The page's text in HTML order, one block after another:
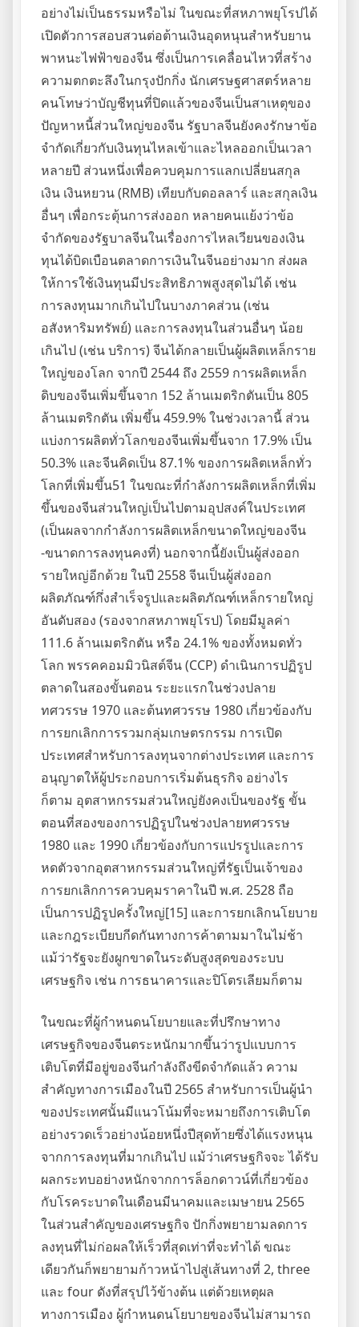
อย่างไม่เป็นธรรมหรือไม่ ในขณะที่สหภาพยุโรปได้
เปิดตัวการสอบสวนต่อต้านเงินอุดหนุนสำหรับยาน
พาหนะไฟฟ้าของจีน ซึ่งเป็นการเคลื่อนไหวที่สร้าง
ความตกตะลึงในกรุงปักกิ่ง นักเศรษฐศาสตร์หลาย
คนโทษว่าบัญชีทุนที่ปิดแล้วของจีนเป็นสาเหตุของ
ปัญหาหนี้ส่วนใหญ่ของจีน รัฐบาลจีนยังคงรักษาข้อ
จำกัดเกี่ยวกับเงินทุนไหลเข้าและไหลออกเป็นเวลา
หลายปี ส่วนหนึ่งเพื่อควบคุมการแลกเปลี่ยนสกุล
เงิน เงินหยวน (RMB) เทียบกับดอลลาร์ และสกุลเงิน
อื่นๆ เพื่อกระตุ้นการส่งออก หลายคนแย้งว่าข้อ
จำกัดของรัฐบาลจีนในเรื่องการไหลเวียนของเงิน
ทุนได้บิดเบือนตลาดการเงินในจีนอย่างมาก ส่งผล
ให้การใช้เงินทุนมีประสิทธิภาพสูงสุดไม่ได้ เช่น
การลงทุนมากเกินไปในบางภาคส่วน (เช่น
อสังหาริมทรัพย์) และการลงทุนในส่วนอื่นๆ น้อย
เกินไป (เช่น บริการ) จีนได้กลายเป็นผู้ผลิตเหล็กราย
ใหญ่ของโลก จากปี 2544 ถึง 2559 การผลิตเหล็ก
ดิบของจีนเพิ่มขึ้นจาก 152 ล้านเมตริกตันเป็น 805
ล้านเมตริกตัน เพิ่มขึ้น 459.9% ในช่วงเวลานี้ ส่วน
แบ่งการผลิตทั่วโลกของจีนเพิ่มขึ้นจาก 17.9% เป็น
50.3% และจีนคิดเป็น 87.1% ของการผลิตเหล็กทั่ว
โลกที่เพิ่มขึ้น51 ในขณะที่กำลังการผลิตเหล็กที่เพิ่ม
ขึ้นของจีนส่วนใหญ่เป็นไปตามอุปสงค์ในประเทศ
(เป็นผลจากกำลังการผลิตเหล็กขนาดใหญ่ของจีน
-ขนาดการลงทุนคงที่) นอกจากนี้ยังเป็นผู้ส่งออก
รายใหญ่อีกด้วย ในปี 2558 จีนเป็นผู้ส่งออก
ผลิตภัณฑ์กึ่งสำเร็จรูปและผลิตภัณฑ์เหล็กรายใหญ่
อันดับสอง (รองจากสหภาพยุโรป) โดยมีมูลค่า
111.6 ล้านเมตริกตัน หรือ 24.1% ของทั้งหมดทั่ว
โลก พรรคคอมมิวนิสต์จีน (CCP) ดำเนินการปฏิรูป
ตลาดในสองขั้นตอน ระยะแรกในช่วงปลาย
ทศวรรษ 1970 และต้นทศวรรษ 1980 เกี่ยวข้องกับ
การยกเลิกการรวมกลุ่มเกษตรกรรม การเปิด
ประเทศสำหรับการลงทุนจากต่างประเทศ และการ
อนุญาตให้ผู้ประกอบการเริ่มต้นธุรกิจ อย่างไร
ก็ตาม อุตสาหกรรมส่วนใหญ่ยังคงเป็นของรัฐ ขั้น
ตอนที่สองของการปฏิรูปในช่วงปลายทศวรรษ
1980 และ 1990 เกี่ยวข้องกับการแปรรูปและการ
หดตัวจากอุตสาหกรรมส่วนใหญ่ที่รัฐเป็นเจ้าของ
การยกเลิกการควบคุมราคาในปี พ.ศ. 2528 ถือ
เป็นการปฏิรูปครั้งใหญ่[15] และการยกเลิกนโยบาย
และกฎระเบียบกีดกันทางการค้าตามมาในไม่ช้า
แม้ว่ารัฐจะยังผูกขาดในระดับสูงสุดของระบบ
เศรษฐกิจ เช่น การธนาคารและปิโตรเลียมก็ตาม
ในขณะที่ผู้กำหนดนโยบายและที่ปรึกษาทาง
เศรษฐกิจของจีนตระหนักมากขึ้นว่ารูปแบบการ
เติบโตที่มีอยู่ของจีนกำลังถึงขีดจำกัดแล้ว ความ
สำคัญทางการเมืองในปี 2565 สำหรับการเป็นผู้นำ
ของประเทศนั้นมีแนวโน้มที่จะหมายถึงการเติบโต
อย่างรวดเร็วอย่างน้อยหนึ่งปีสุดท้ายซึ่งได้แรงหนุน
จากการลงทุนที่มากเกินไป แม้ว่าเศรษฐกิจจะ ได้รับ
ผลกระทบอย่างหนักจากการล็อกดาวน์ที่เกี่ยวข้อง
กับโรคระบาดในเดือนมีนาคมและเมษายน 2565
ในส่วนสำคัญของเศรษฐกิจ ปักกิ่งพยายามลดการ
ลงทุนที่ไม่ก่อผลให้เร็วที่สุดเท่าที่จะทำได้ ขณะ
เดียวกันก็พยายามก้าวหน้าไปสู่เส้นทางที่ 2, three
และ four ดังที่สรุปไว้ข้างต้น แต่ด้วยเหตุผล
ทางการเมือง ผู้กำหนดนโยบายของจีนไม่สามารถ